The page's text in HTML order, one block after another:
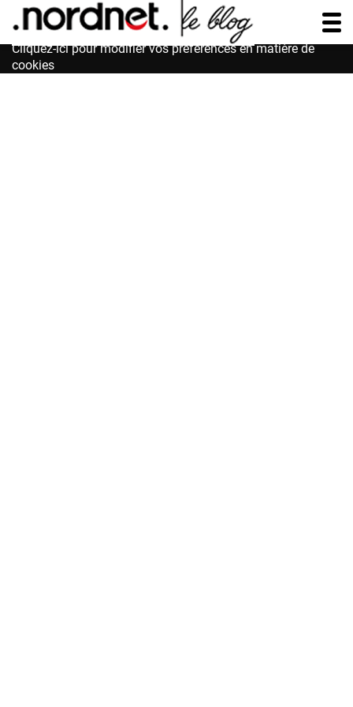
Accessibilité : non conforme
Cliquez-ici pour modifier vos préférences en matière de
cookies